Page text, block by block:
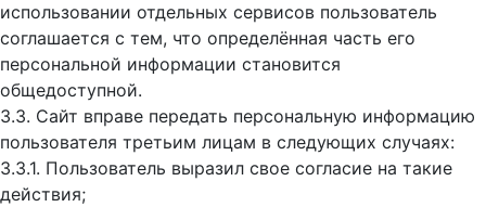
использовании отдельных сервисов пользователь
соглашается с тем, что определённая часть его
персональной информации становится
общедоступной.
3.3. Сайт вправе передать персональную информацию
пользователя третьим лицам в следующих случаях:
3.3.1. Пользователь выразил свое согласие на такие
действия;